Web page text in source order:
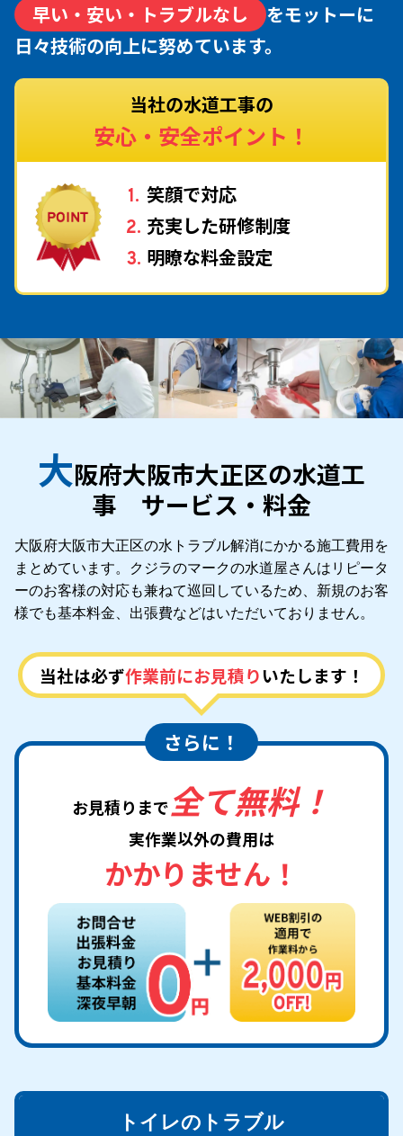
早い・安い・トラブルなし
をモットーに
日々技術の向上に努めています。
当社の水道工事の
安心・安全ポイント！
笑顔で対応
充実した研修制度
明瞭な料金設定
大阪府大阪市大正区の水道工
事 サービス・料金
大阪府大阪市大正区の水トラブル解消にかかる施工費用を
まとめています。クジラのマークの水道屋さんはリピータ
ーのお客様の対応も兼ねて巡回しているため、新規のお客
様でも基本料金、出張費などはいただいておりません。
当社は必ず作業前にお見積りいたします！
さらに！
お見積りまで全て無料！
実作業以外の費用は
かかりません！
トイレのトラブル